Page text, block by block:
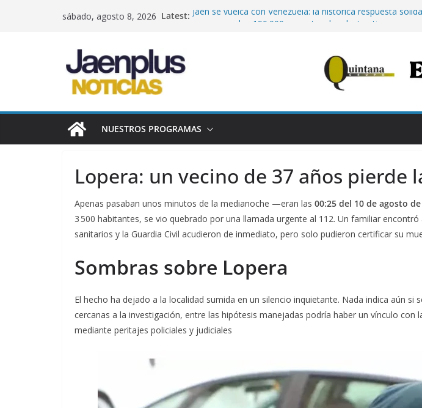
sábado, agosto 8, 2026 Latest: Jaén se vuelca con Venezuela: la histórica respuesta
ayudas de hasta 22.000 euros por contratar de forma
Noche de tensión en Jaén: extinguido el fuego tras arder 14
Un escudo protector para los más vulnerables: el
Jaén implanta la terapia con calostro en bebés prematuros
NUESTROS PROGRAMAS
Lopera: un vecino de 37 años pierde
Apenas pasaban unos minutos de la medianoche —eran las 00:25 del 10 de agosto
3 500 habitantes, se vio quebrado por una llamada urgente al 112. Un familiar
sanitarios y la Guardia Civil acudieron de inmediato, pero solo pudieron certificar su
Sombras sobre Lopera
El hecho ha dejado a la localidad sumida en un silencio inquietante. Nada indica aún
cercanas a la investigación, entre las hipótesis manejadas podría haber un vínculo con
mediante peritajes policiales y judiciales